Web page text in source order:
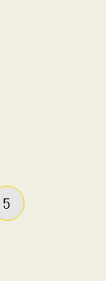
5